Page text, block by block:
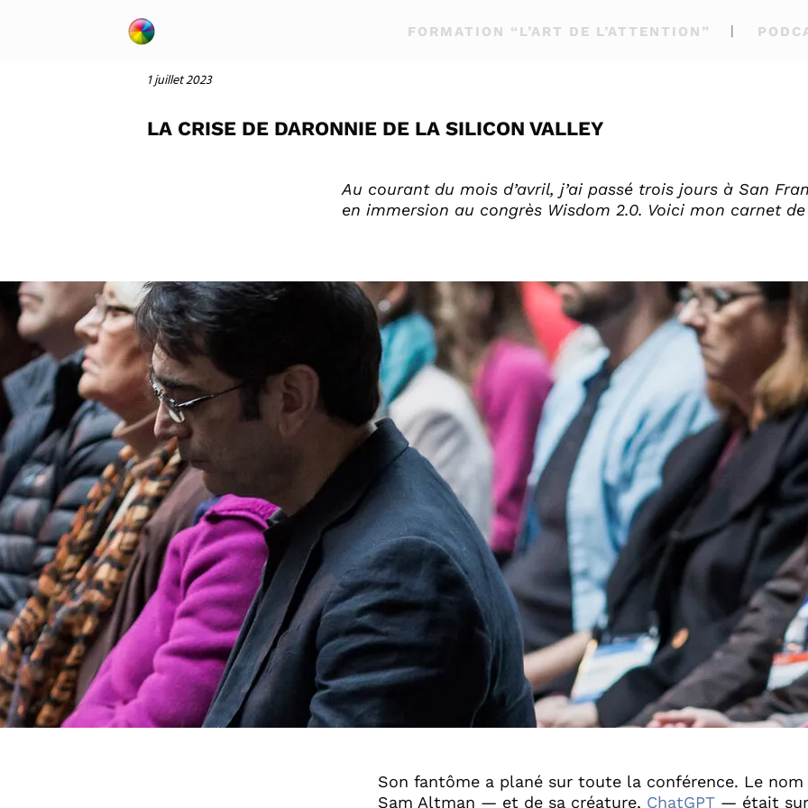
FORMATION “L’ART DE L’ATTENTION”
1 juillet 2023
LA CRISE DE DARONNIE DE LA SILICON VALLEY
Au courant du mois d’avril, j’ai passé trois jours à San
en immersion au congrès Wisdom 2.0. Voici mon carnet
Son fantôme a plané sur toute la conférence. Le nom
Sam Altman — et de sa créature, ChatGPT— était sur